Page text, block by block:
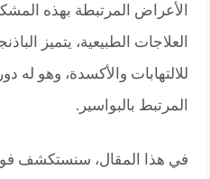
الأعراض المرتبطة بهذه
العلاجات الطبيعية، يتميز
للالتهابات والأكسدة، وهو له
المرتبط بالبواسير.
في هذا المقال، سنستكشف